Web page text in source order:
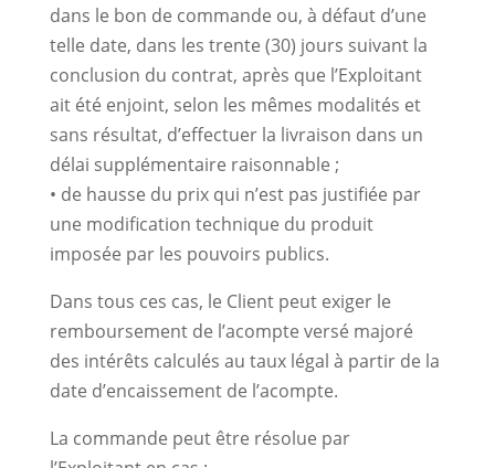
dans le bon de commande ou, à défaut d’une
telle date, dans les trente (30) jours suivant la
conclusion du contrat, après que l’Exploitant
ait été enjoint, selon les mêmes modalités et
sans résultat, d’effectuer la livraison dans un
délai supplémentaire raisonnable ;
• de hausse du prix qui n’est pas justifiée par
une modification technique du produit
imposée par les pouvoirs publics.
Dans tous ces cas, le Client peut exiger le
remboursement de l’acompte versé majoré
des intérêts calculés au taux légal à partir de la
date d’encaissement de l’acompte.
La commande peut être résolue par